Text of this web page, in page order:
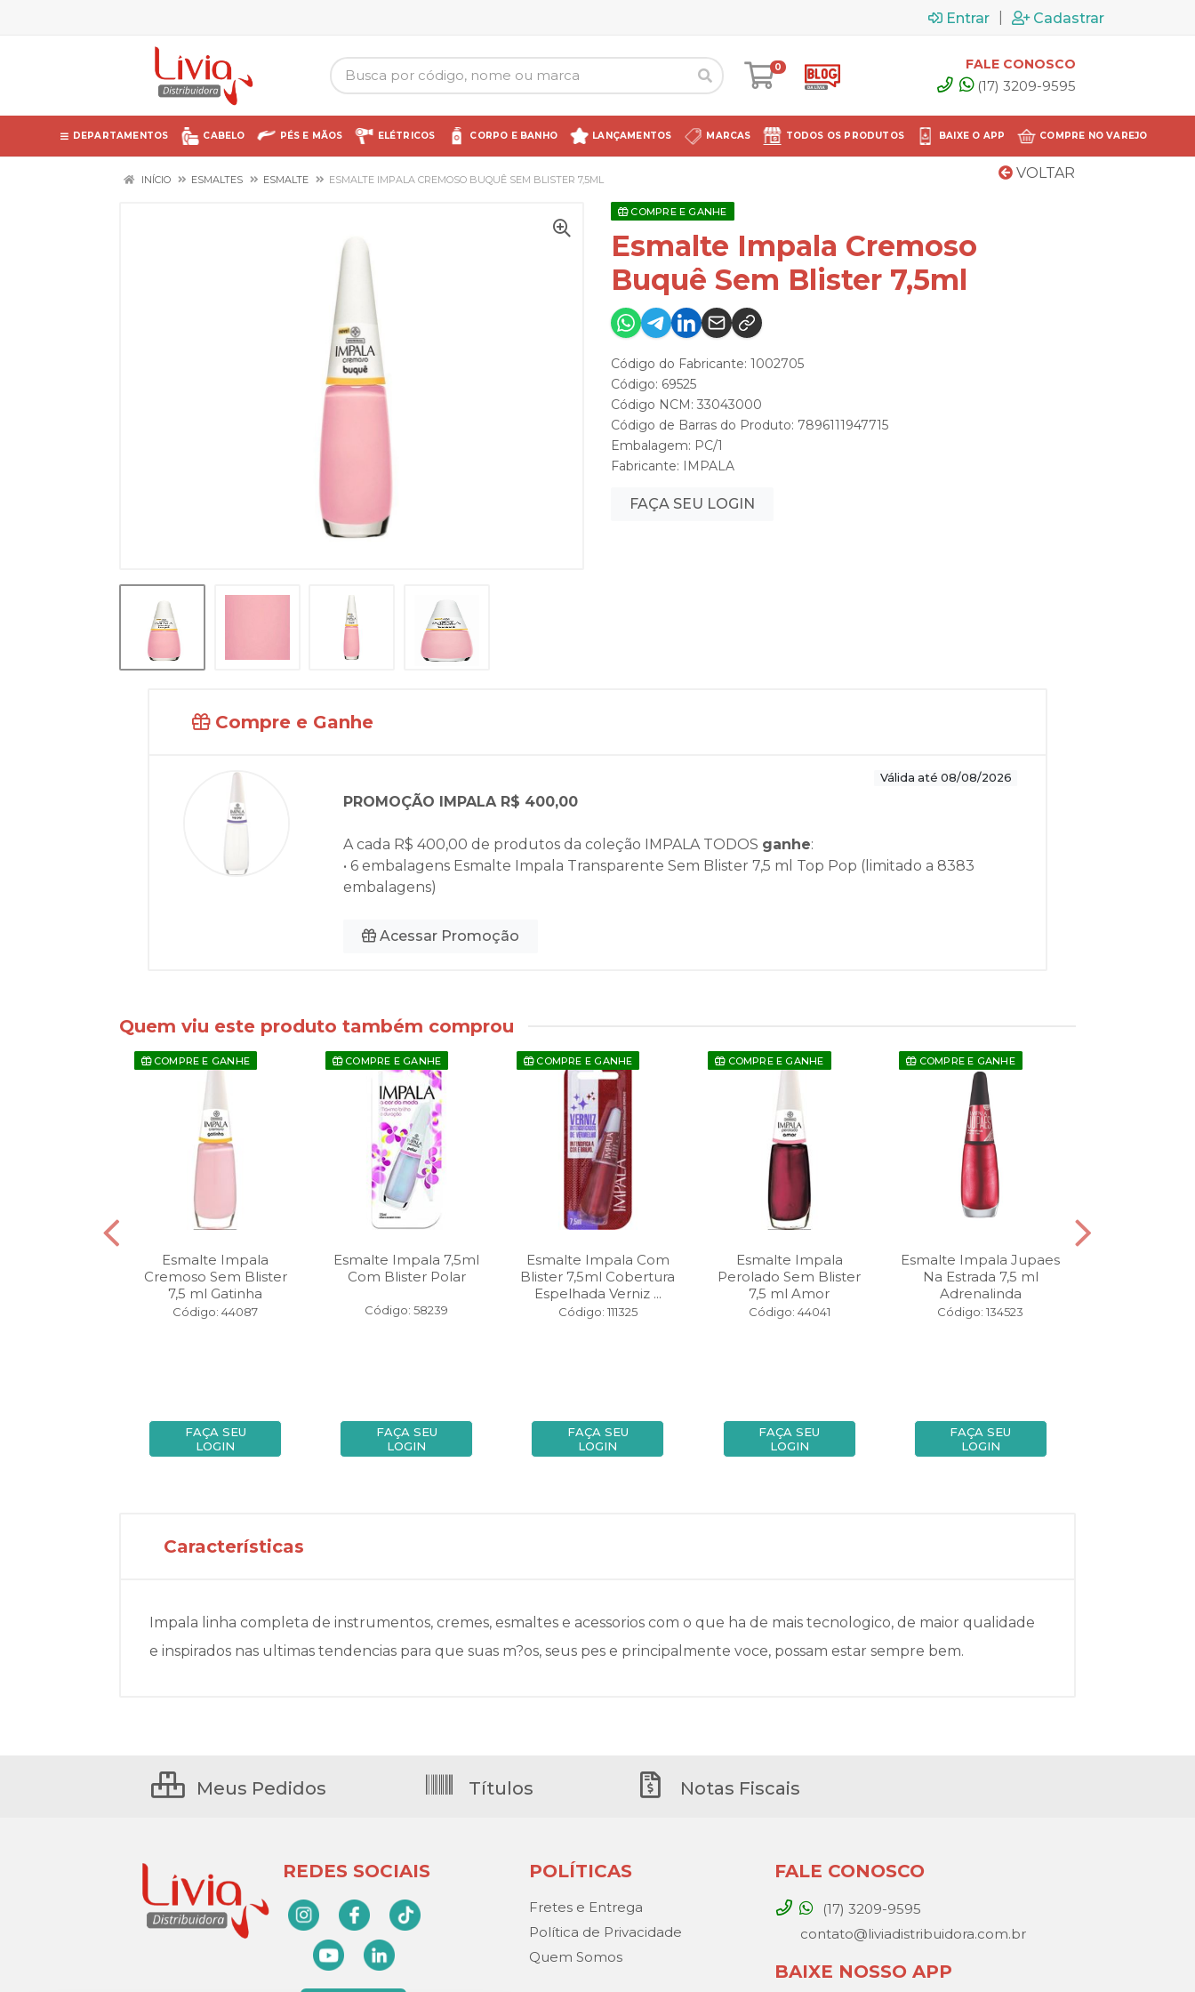
Entrar Cadastrar
0 FALE CONOSCO
(17) 3209-9595
DEPARTAMENTOS CABELO PÉS E MÃOS ELÉTRICOS CORPO E BANHO LANÇAMENTOS MARCAS TODOS OS PRODUTOS BAIXE O APP COMPRE NO VAREJO
VOLTAR
INÍCIO ESMALTES ESMALTE ESMALTE IMPALA CREMOSO BUQUÊ SEM BLISTER 7,5ML
COMPRE E GANHE
Esmalte Impala Cremoso
Buquê Sem Blister 7,5ml
Código do Fabricante: 1002705
Código: 69525
Código NCM: 33043000
Código de Barras do Produto: 7896111947715
Embalagem: PC/1
Fabricante: IMPALA
FAÇA SEU LOGIN
Compre e Ganhe
Válida até 08/08/2026
PROMOÇÃO IMPALA R$ 400,00
A cada R$ 400,00 de produtos da coleção IMPALA TODOS ganhe:
• 6 embalagens Esmalte Impala Transparente Sem Blister 7,5 ml Top Pop (limitado a 8383
embalagens)
Acessar Promoção
Quem viu este produto também comprou
COMPRE E GANHE
Esmalte Impala
Cremoso Sem Blister
7,5 ml Gatinha
Código: 44087
FAÇA SEU
LOGIN
COMPRE E GANHE
Esmalte Impala 7,5ml
Com Blister Polar
Código: 58239
FAÇA SEU
LOGIN
COMPRE E GANHE
Esmalte Impala Com
Blister 7,5ml Cobertura
Espelhada Verniz ...
Código: 111325
FAÇA SEU
LOGIN
COMPRE E GANHE
Esmalte Impala
Perolado Sem Blister
7,5 ml Amor
Código: 44041
FAÇA SEU
LOGIN
COMPRE E GANHE
Esmalte Impala Jupaes
Na Estrada 7,5 ml
Adrenalinda
Código: 134523
FAÇA SEU
LOGIN
Características
Impala linha completa de instrumentos, cremes, esmaltes e acessorios com o que ha de mais tecnologico, de maior qualidade
e inspirados nas ultimas tendencias para que suas m?os, seus pes e principalmente voce, possam estar sempre bem.
Meus Pedidos Títulos Notas Fiscais
REDES SOCIAIS POLÍTICAS
Fretes e Entrega
Política de Privacidade
Quem Somos
FALE CONOSCO
(17) 3209-9595
contato@liviadistribuidora.com.br
BAIXE NOSSO APP